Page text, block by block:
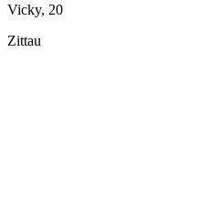
Vicky, 20
Zittau